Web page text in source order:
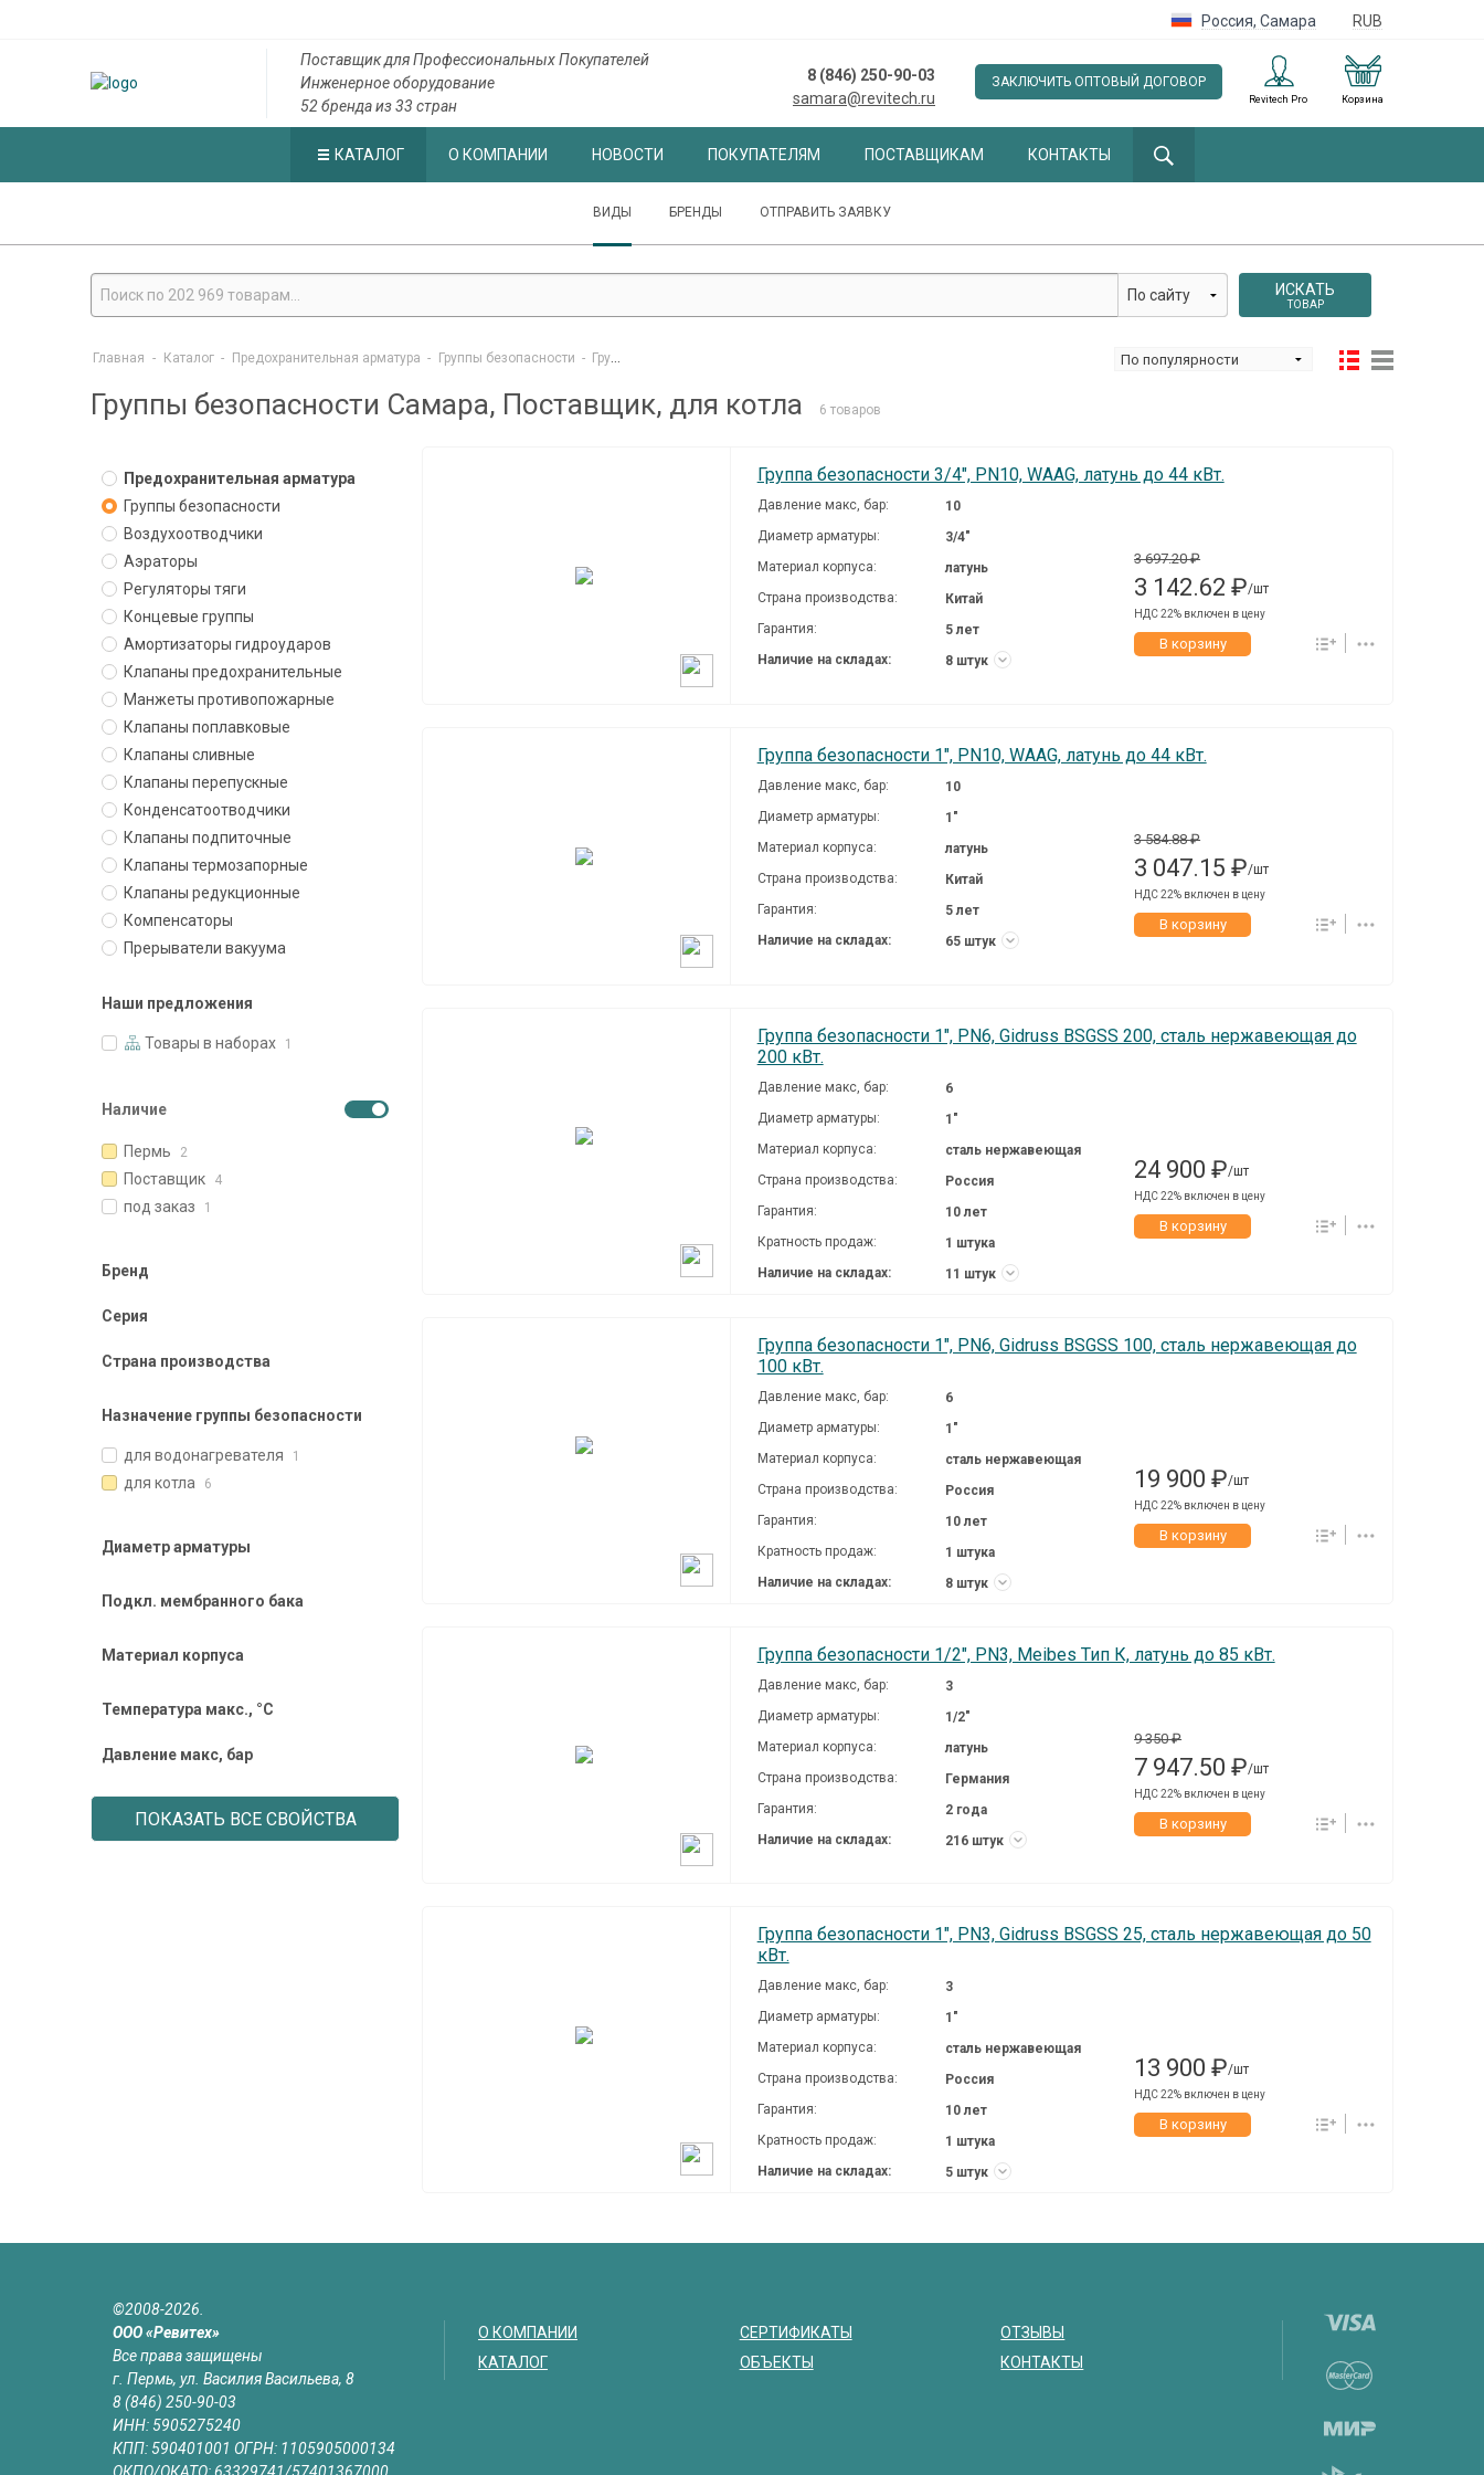
Россия, Самара RUB
Корзина
Revitech Pro
ЗАКЛЮЧИТЬ ОПТОВЫЙ ДОГОВОР
8 (846) 250-90-03
samara@revitech.ru
Поставщик для Профессиональных Покупателей
Инженерное оборудование
52 бренда из 33 стран
КАТАЛОГ О КОМПАНИИ НОВОСТИ ПОКУПАТЕЛЯМ ПОСТАВЩИКАМ КОНТАКТЫ
ВИДЫ БРЕНДЫ ОТПРАВИТЬ ЗАЯВКУ
ИСКАТЬ
ТОВАР
Главная - Каталог - Предохранительная арматура - Группы безопасности - Группы безопасности Самара, Поставщик, для котла
Группы безопасности Самара, Поставщик, для котла 6 товаров
Предохранительная арматура
Группы безопасности
Воздухоотводчики
Аэраторы
Регуляторы тяги
Концевые группы
Амортизаторы гидроударов
Клапаны предохранительные
Манжеты противопожарные
Клапаны поплавковые
Клапаны сливные
Клапаны перепускные
Конденсатоотводчики
Клапаны подпиточные
Клапаны термозапорные
Клапаны редукционные
Компенсаторы
Прерыватели вакуума
Наши предложения
Товары в наборах 1
Наличие
Пермь 2
Поставщик 4
под заказ 1
Бренд
Серия
Страна производства
Назначение группы безопасности
для водонагревателя 1
для котла 6
Диаметр арматуры
Подкл. мембранного бака
Материал корпуса
Температура макс., °C
Давление макc, бар
ПОКАЗАТЬ ВСЕ СВОЙСТВА
Группа безопасности 3/4", PN10, WAAG, латунь до 44 кВт.
Давление макc, бар:
10
Диаметр арматуры:
3/4"
Материал корпуса:
латунь
Страна производства:
Китай
Гарантия:
5 лет
Наличие на складах:
8 штук
3 697.20 ₽
3 142.62 ₽/шт
НДС 22% включен в цену
В корзину
Группа безопасности 1", PN10, WAAG, латунь до 44 кВт.
Давление макc, бар:
10
Диаметр арматуры:
1"
Материал корпуса:
латунь
Страна производства:
Китай
Гарантия:
5 лет
Наличие на складах:
65 штук
3 584.88 ₽
3 047.15 ₽/шт
НДС 22% включен в цену
В корзину
Группа безопасности 1", PN6, Gidruss BSGSS 200, сталь нержавеющая до
200 кВт.
Давление макc, бар:
6
Диаметр арматуры:
1"
Материал корпуса:
сталь нержавеющая
Страна производства:
Россия
Гарантия:
10 лет
Кратность продаж:
1 штука
Наличие на складах:
11 штук
24 900 ₽/шт
НДС 22% включен в цену
В корзину
Группа безопасности 1", PN6, Gidruss BSGSS 100, сталь нержавеющая до
100 кВт.
Давление макc, бар:
6
Диаметр арматуры:
1"
Материал корпуса:
сталь нержавеющая
Страна производства:
Россия
Гарантия:
10 лет
Кратность продаж:
1 штука
Наличие на складах:
8 штук
19 900 ₽/шт
НДС 22% включен в цену
В корзину
Группа безопасности 1/2", PN3, Meibes Тип К, латунь до 85 кВт.
Давление макc, бар:
3
Диаметр арматуры:
1/2"
Материал корпуса:
латунь
Страна производства:
Германия
Гарантия:
2 года
Наличие на складах:
216 штук
9 350 ₽
7 947.50 ₽/шт
НДС 22% включен в цену
В корзину
Группа безопасности 1", PN3, Gidruss BSGSS 25, сталь нержавеющая до 50
кВт.
Давление макc, бар:
3
Диаметр арматуры:
1"
Материал корпуса:
сталь нержавеющая
Страна производства:
Россия
Гарантия:
10 лет
Кратность продаж:
1 штука
Наличие на складах:
5 штук
13 900 ₽/шт
НДС 22% включен в цену
В корзину
©2008-2026.
ООО «Ревитех»
Все права защищены
г. Пермь, ул. Василия Васильева, 8
8 (846) 250-90-03
ИНН: 5905275240
КПП: 590401001 ОГРН: 1105905000134
О КОМПАНИИ
КАТАЛОГ
СЕРТИФИКАТЫ
ОБЪЕКТЫ
ОТЗЫВЫ
КОНТАКТЫ